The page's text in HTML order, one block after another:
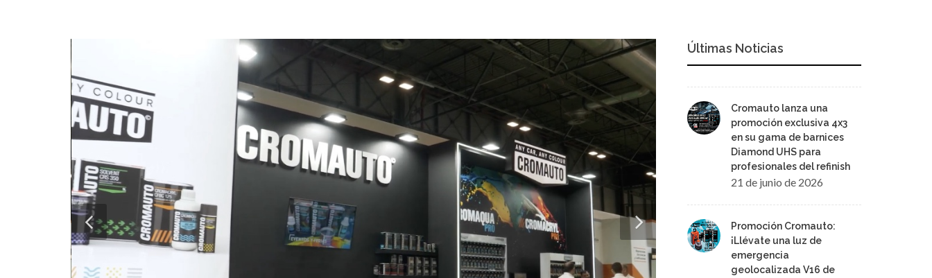
Últimas Noticias
Cromauto lanza una
promoción exclusiva 4x3
en su gama de barnices
Diamond UHS para
profesionales del refinish
21 de junio de 2026
Promoción Cromauto:
¡Llévate una luz de
emergencia
geolocalizada V16 de